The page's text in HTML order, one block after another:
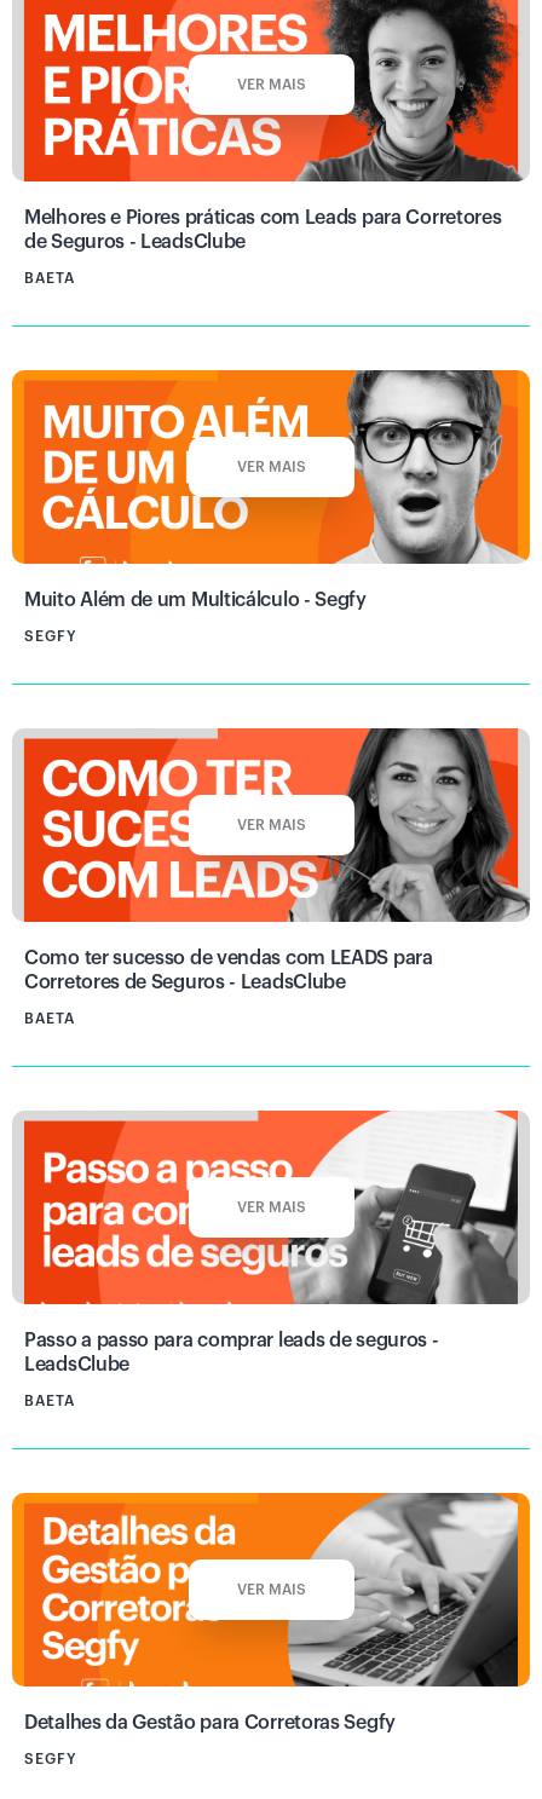
VER MAIS
Melhores e Piores práticas com Leads para Corretores
de Seguros - LeadsClube
BAETA
VER MAIS
Muito Além de um Multicálculo - Segfy
SEGFY
VER MAIS
Como ter sucesso de vendas com LEADS para
Corretores de Seguros - LeadsClube
BAETA
VER MAIS
Passo a passo para comprar leads de seguros -
LeadsClube
BAETA
VER MAIS
Detalhes da Gestão para Corretoras Segfy
SEGFY